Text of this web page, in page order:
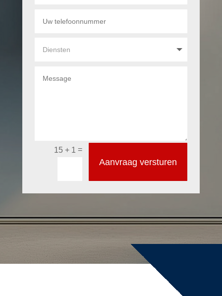
15 + 1 =
Aanvraag versturen